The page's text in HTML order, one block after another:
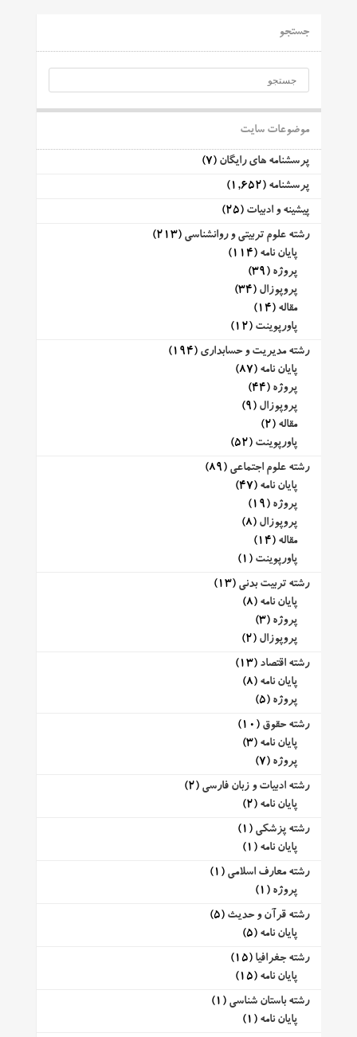
جستجو
موضوعات سایت
پرسشنامه های رایگان (7)
پرسشنامه (1,652)
پیشینه و ادبیات (25)
رشته علوم تربیتی و روانشناسی (213)
پایان نامه (114)
پروژه (39)
پروپوزال (34)
مقاله (14)
پاورپوینت (12)
رشته مدیریت و حسابداری (194)
پایان نامه (87)
پروژه (44)
پروپوزال (9)
مقاله (2)
پاورپوینت (52)
رشته علوم اجتماعی (89)
پایان نامه (47)
پروژه (19)
پروپوزال (8)
مقاله (14)
پاورپوینت (1)
رشته تربیت بدنی (13)
پایان نامه (8)
پروژه (3)
پروپوزال (2)
رشته اقتصاد (13)
پایان نامه (8)
پروژه (5)
رشته حقوق (10)
پایان نامه (3)
پروژه (7)
رشته ادبیات و زبان فارسی (2)
پایان نامه (2)
رشته پزشکی (1)
پایان نامه (1)
رشته معارف اسلامی (1)
پروژه (1)
رشته قرآن و حدیث (5)
پایان نامه (5)
رشته جغرافیا (15)
پایان نامه (15)
رشته باستان شناسی (1)
پایان نامه (1)